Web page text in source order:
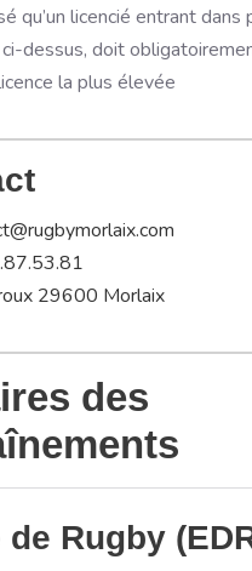
qu’un licencié entrant dans
dessus, doit
la plus élevée
29600 Morlaix
des
Rugby